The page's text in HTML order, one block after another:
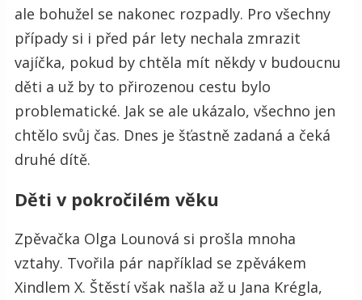
ale bohužel se nakonec rozpadly. Pro všechny
případy si i před pár lety nechala zmrazit
vajíčka, pokud by chtěla mít někdy v budoucnu
děti a už by to přirozenou cestu bylo
problematické. Jak se ale ukázalo, všechno jen
chtělo svůj čas. Dnes je šťastně zadaná a čeká
druhé dítě.
Děti v pokročilém věku
Zpěvačka Olga Lounová si prošla mnoha
vztahy. Tvořila pár například se zpěvákem
Xindlem X. Štěstí však našla až u Jana Krégla,